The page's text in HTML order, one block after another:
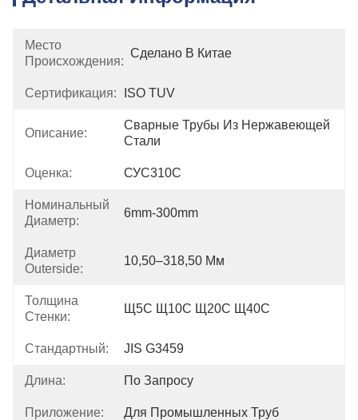
Место
Происхождения:
Сделано В Китае
Сертификация: ISO TUV
Описание:
Сварные Трубы Из Нержавеющей
Стали
Оценка: СУС310С
Номинальный
Диаметр:
6mm-300mm
Диаметр
Outerside:
10,50–318,50 Мм
Толщина
Стенки:
Щ5С Щ10С Щ20С Щ40С
Стандартный: JIS G3459
Длина: По Запросу
Приложение: Для Промышленных Труб